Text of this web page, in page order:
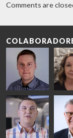
Comments are
Riku Färm
HEAT
TREATMENT
SOLUTIONS
- GLASTON
Mari
-